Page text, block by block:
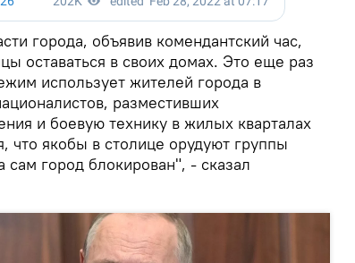
города, объявив комендантский час,
оставаться в своих домах. Это еще раз
использует жителей города в
разместивших
и боевую технику в жилых кварталах
что якобы в столице орудуют группы
сам город блокирован", - сказал